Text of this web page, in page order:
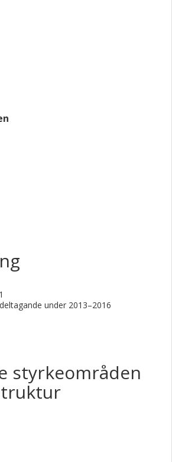
under 2013–2016
styrkeområden